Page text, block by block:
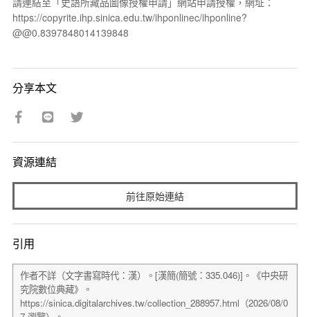
https://copyrite.ihp.sinica.edu.tw/ihponlinec/ihponline?
@@0.8397848014139848
分享本文
資源連結
前往原始連結
引用